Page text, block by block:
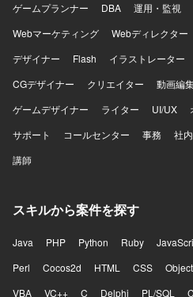
ゲームプランナー
DBA 運用・監視
Webマーケティング
Webディレクター
デザイナー
Flash イラストレーター
CGデザイナー
クリエイター 動画編
ゲームデザイナー
ライター UI/UX
サポート
コールセンター 事務 社
講師
スキルから案件を探す
Java PHP Python Ruby
Perl
Cocos2d HTML CSS
VBA
VC++ C Delphi PL/SQL